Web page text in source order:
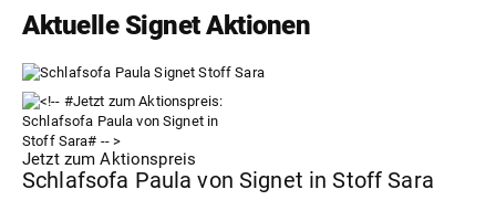
Aktuelle Signet Aktionen
Jetzt zum Aktionspreis
Schlafsofa Paula von Signet in Stoff Sara